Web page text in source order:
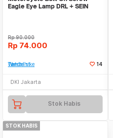
Eagle Eye Lamp DRL + SEIN
Rp90.000
Rp 74.000
Tambah ke Watchlist 14
DKI Jakarta
Stok Habis
STOK HABIS